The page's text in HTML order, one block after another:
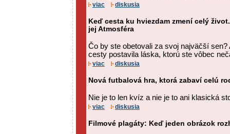
viac diskusia
Keď cesta ku hviezdam zmení celý
jej Atmosféra
Čo by ste obetovali za svoj najväčší
cesty postavila láska, ktorú ste vôbec
viac diskusia
Nová futbalová hra, ktorá zabaví celú
Nie je to len kvíz a nie je to ani klasická
viac diskusia
Filmové plagáty: Keď jeden obrázok